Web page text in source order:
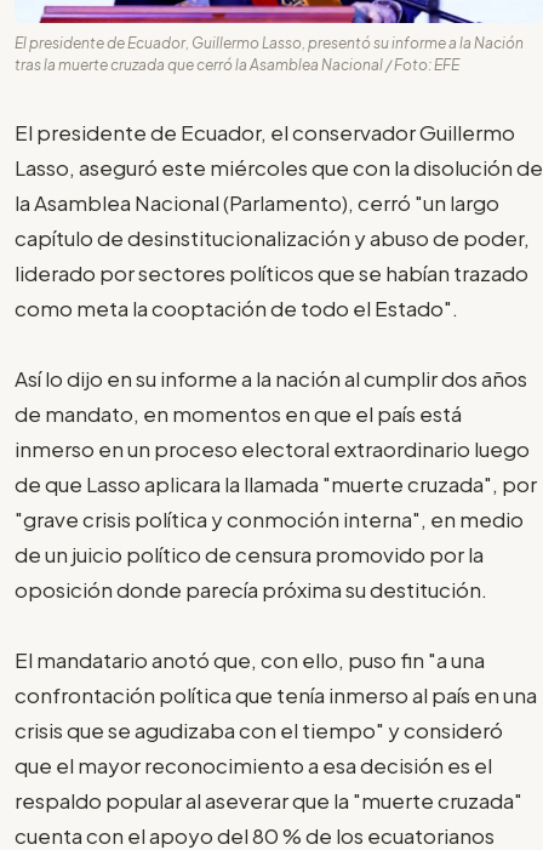
El presidente de Ecuador, Guillermo Lasso, presentó su informe a la Nación
tras la muerte cruzada que cerró la Asamblea Nacional / Foto: EFE
El presidente de Ecuador, el conservador Guillermo
Lasso, aseguró este miércoles que con la disolución de
la Asamblea Nacional (Parlamento), cerró "un largo
capítulo de desinstitucionalización y abuso de poder,
liderado por sectores políticos que se habían trazado
como meta la cooptación de todo el Estado".
Así lo dijo en su informe a la nación al cumplir dos años
de mandato, en momentos en que el país está
inmerso en un proceso electoral extraordinario luego
de que Lasso aplicara la llamada "muerte cruzada", por
"grave crisis política y conmoción interna", en medio
de un juicio político de censura promovido por la
oposición donde parecía próxima su destitución.
El mandatario anotó que, con ello, puso fin "a una
confrontación política que tenía inmerso al país en una
crisis que se agudizaba con el tiempo" y consideró
que el mayor reconocimiento a esa decisión es el
respaldo popular al aseverar que la "muerte cruzada"
cuenta con el apoyo del 80 % de los ecuatorianos